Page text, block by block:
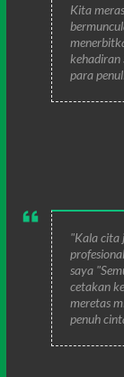
Kita
kehadiran
para
"Kala cita
saya
cetakan
meretas
penuh